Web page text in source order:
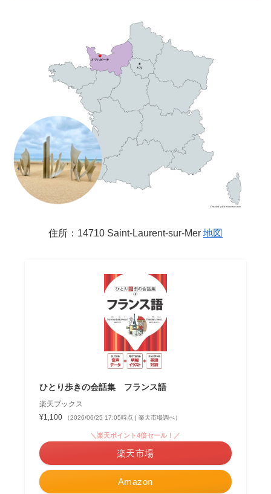
住所：14710 Saint-Laurent-sur-Mer 地図
ひとり歩きの会話集 フランス語
楽天ブックス
¥1,100
（2026/06/25 17:05時点 | 楽天市場調べ）
Amazon
＼楽天ポイント4倍セール！／
楽天市場